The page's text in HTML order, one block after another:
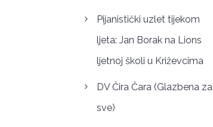
Pijanistički uzlet tijekom
ljeta: Jan Borak na Lions
ljetnoj školi u Križevcima
DV Čira Čara (Glazbena za
sve)